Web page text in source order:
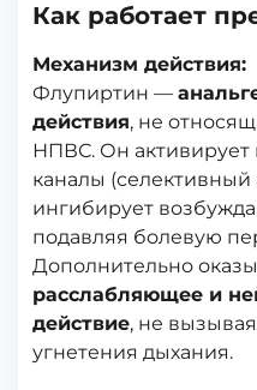
Как работает
Механизм действия:
Флупиртин —
действия, не
НПВС. Он
каналы (селективный
ингибирует
подавляя болевую
Дополнительно
расслабляющее и
действие, не
угнетения дыхания.